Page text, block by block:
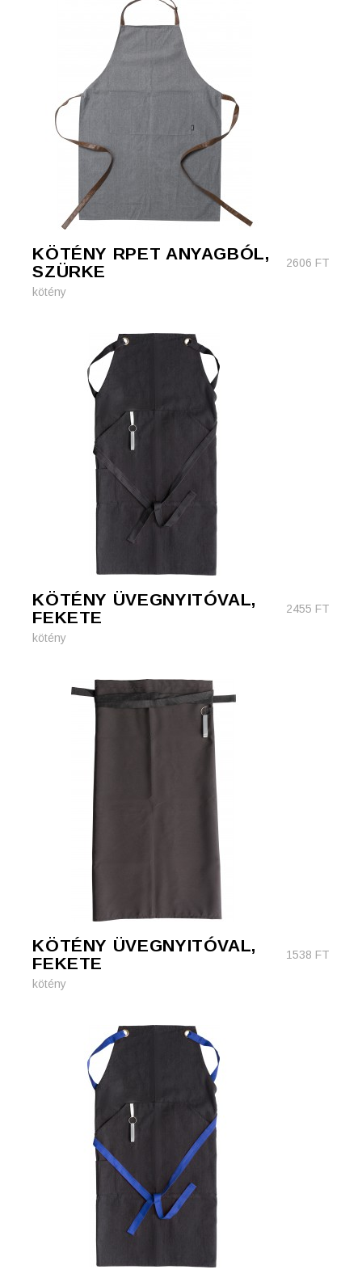
KÖTÉNY RPET ANYAGBÓL,
SZÜRKE
2606 FT
kötény
KÖTÉNY ÜVEGNYITÓVAL,
FEKETE
2455 FT
kötény
KÖTÉNY ÜVEGNYITÓVAL,
FEKETE
1538 FT
kötény